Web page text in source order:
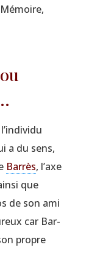
a du sens,
Bar­rès, l’axe
que
de son ami
car Bar­
propre